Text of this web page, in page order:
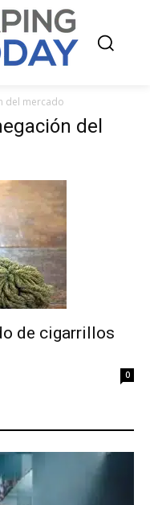
del mercado
del
de cigarrillos
0